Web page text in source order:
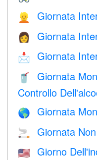
👱 Giornata
👩 Giornata
📩 Giornata
🥤
Giornata
Controllo
🌎 Giornata
🚬 Giornata
🇺🇸 Giorno